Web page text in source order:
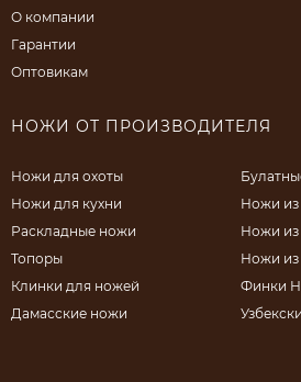
О компании
Гарантии
Оптовикам
НОЖИ ОТ ПРОИЗВОДИТЕЛЯ
Ножи для охоты
Ножи для кухни
Раскладные ножи
Топоры
Клинки для ножей
Дамасские ножи
Ножи из
Ножи из
Ножи из
Финки